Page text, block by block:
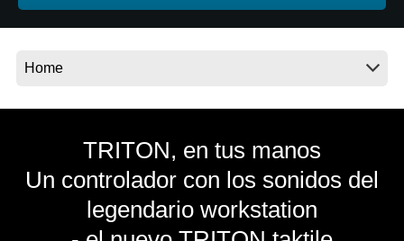
TRITON, en tus manos
Un controlador con los sonidos del
legendario workstation